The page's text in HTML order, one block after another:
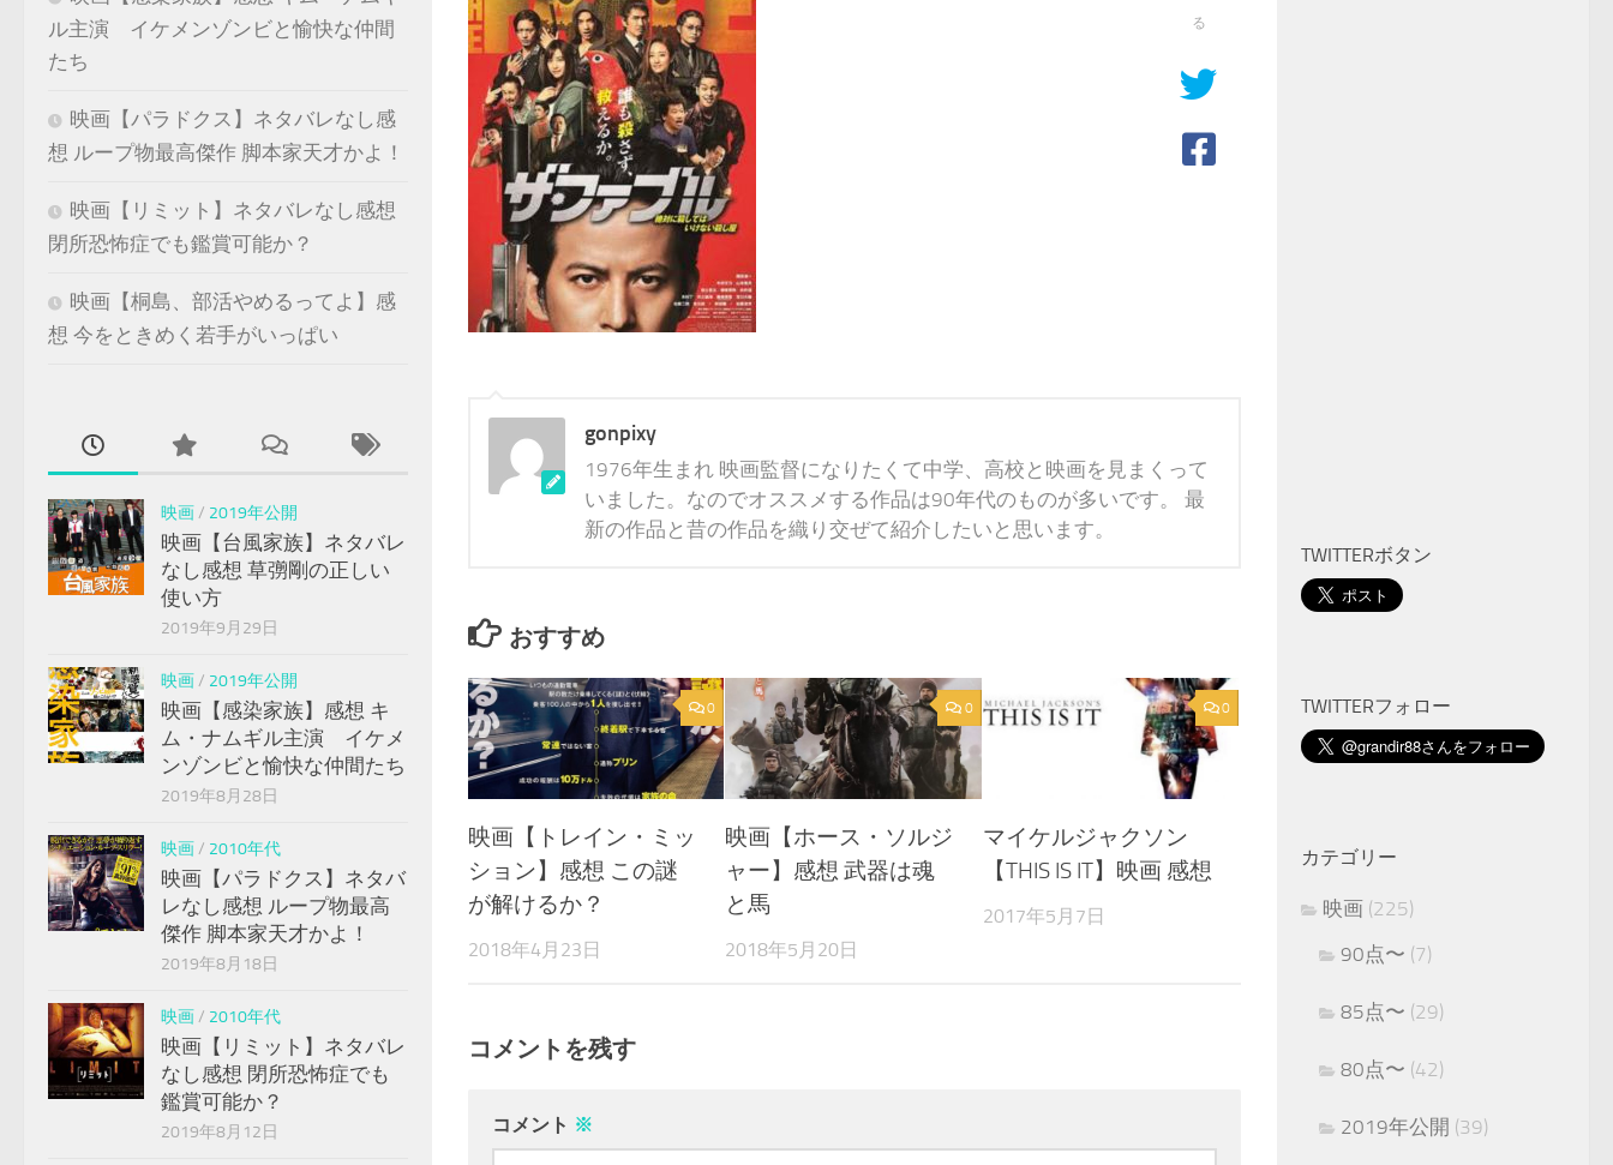
る
gonpixy
1976年生まれ 映画監督になりたくて中学、高校と映画を見まくって
いました。なのでオススメする作品は90年代のものが多いです。 最
新の作品と昔の作品を織り交ぜて紹介したいと思います。
おすすめ
0
映画【トレイン・ミッ
ション】感想 この謎
が解けるか？
2018年4月23日
0
映画【ホース・ソルジ
ャー】感想 武器は魂
と馬
2018年5月20日
0
マイケルジャクソン
【THIS IS IT】映画 感想
2017年5月7日
コメントを残す
コメント ※
ル主演 イケメンゾンビと愉快な仲間
たち
映画【パラドクス】ネタバレなし感
想 ループ物最高傑作 脚本家天才かよ！
映画【リミット】ネタバレなし感想
閉所恐怖症でも鑑賞可能か？
映画【桐島、部活やめるってよ】感
想 今をときめく若手がいっぱい
映画/ 2019年公開
映画【台風家族】ネタバレ
なし感想 草彅剛の正しい
使い方
2019年9月29日
映画/ 2019年公開
映画【感染家族】感想 キ
ム・ナムギル主演 イケメ
ンゾンビと愉快な仲間たち
2019年8月28日
映画/ 2010年代
映画【パラドクス】ネタバ
レなし感想 ループ物最高
傑作 脚本家天才かよ！
2019年8月18日
映画/ 2010年代
映画【リミット】ネタバレ
なし感想 閉所恐怖症でも
鑑賞可能か？
2019年8月12日
TWITTERボタン
TWITTERフォロー
カテゴリー
映画 (225)
90点〜 (7)
85点〜 (29)
80点〜 (42)
2019年公開 (39)